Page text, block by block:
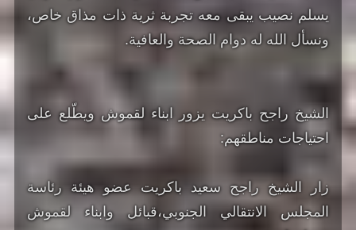
يسلم نصيب يبقى معه تجربة ثرية ذات مذاق خاص،
ونسأل الله له دوام الصحة والعافية.
الشيخ راجح باكريت يزور ابناء لقموش ويطّلع على
احتياجات مناطقهم:
زار الشيخ راجح سعيد باكريت عضو هيئة رئاسة
المجلس الانتقالي الجنوبي،قبائل وابناء لقموش